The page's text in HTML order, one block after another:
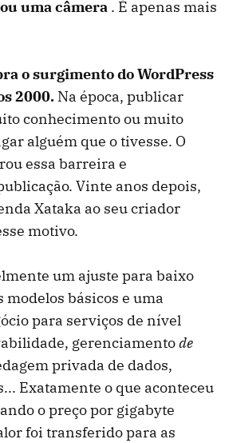
uma câmera . É apenas mais
o surgimento do WordPress
2000. Na época, publicar
conhecimento ou muito
alguém que o tivesse. O
essa barreira e
Vinte anos depois,
Xataka ao seu criador
motivo.
um ajuste para baixo
modelos básicos e uma
para serviços de nível
gerenciamentode
privada de dados,
Exatamente o que aconteceu
o preço por gigabyte
foi transferido para as